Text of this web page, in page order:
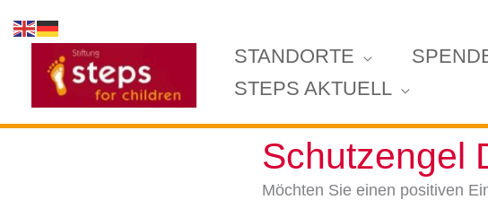
Inhalt
springen
STANDORTE
STEPS AKTUELL
Schutzengel
Möchten Sie einen positiven